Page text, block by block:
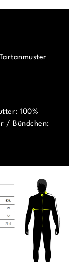
100%
/ Bündchen: